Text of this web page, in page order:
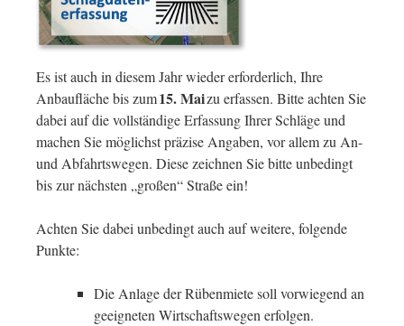
Es ist auch in diesem Jahr wieder erforderlich, Ihre
Anbaufläche bis zum15. Maizu erfassen. Bitte achten Sie
dabei auf die vollständige Erfassung Ihrer Schläge und
machen Sie möglichst präzise Angaben, vor allem zu An-
und Abfahrtswegen. Diese zeichnen Sie bitte unbedingt
bis zur nächsten „großen“ Straße ein!
Achten Sie dabei unbedingt auch auf weitere, folgende
Punkte:
Die Anlage der Rübenmiete soll vorwiegend an
geeigneten Wirtschaftswegen erfolgen.